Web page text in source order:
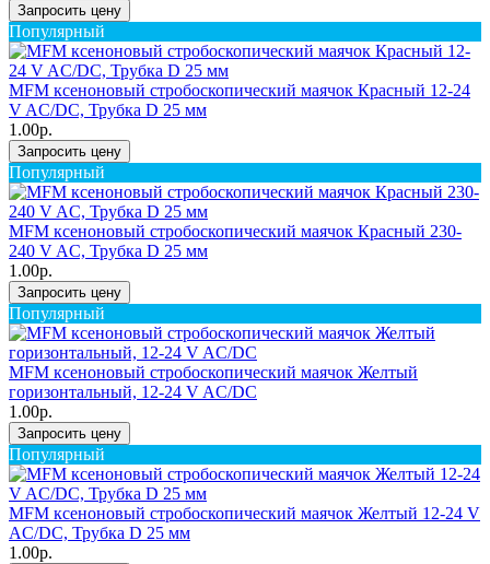
Запросить цену
Популярный
MFM ксеноновый стробоскопический маячок Красный 12-24
V AC/DC, Трубка D 25 мм
1.00р.
Запросить цену
Популярный
MFM ксеноновый стробоскопический маячок Красный 230-
240 V AC, Трубка D 25 мм
1.00р.
Запросить цену
Популярный
MFM ксеноновый стробоскопический маячок Желтый
горизонтальный, 12-24 V AC/DC
1.00р.
Запросить цену
Популярный
MFM ксеноновый стробоскопический маячок Желтый 12-24 V
AC/DC, Трубка D 25 мм
1.00р.